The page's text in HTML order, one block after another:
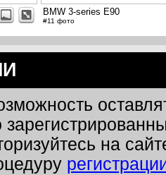
BMW 3-series E90
#11 фото
на